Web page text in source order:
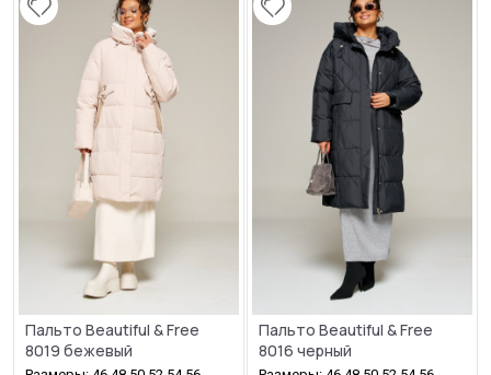
Пальто Beautiful & Free
8019 бежевый
Пальто Beautiful & Free
8016 черный